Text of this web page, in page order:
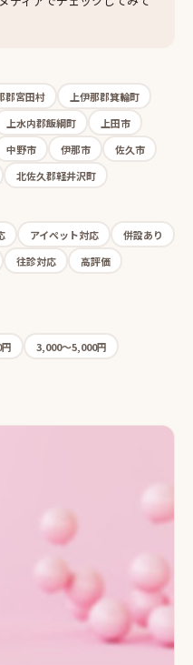
郡宮田村
上伊那郡箕輪町
上水内郡飯綱町
上田市
中野市 伊那市
佐久市
北佐久郡軽井沢町
アイペット対応
併設あり
往診対応
高評価
3,000〜5,000円